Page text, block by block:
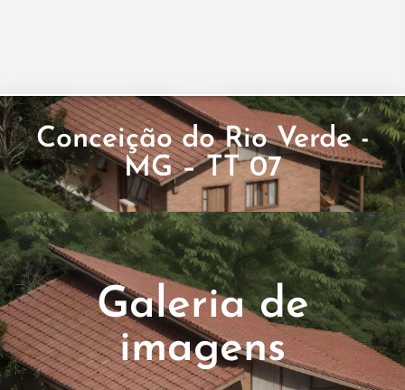
Conceição do Rio Verde -
MG – TT 07
Galeria de
imagens